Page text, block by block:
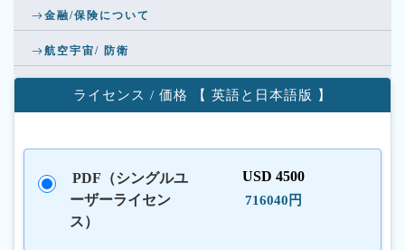
金融/保険について
航空宇宙/ 防衛
ライセンス / 価格 【 英語と日本語版 】
PDF（シングルユ
ーザーライセン
ス）
USD 4500
716040円